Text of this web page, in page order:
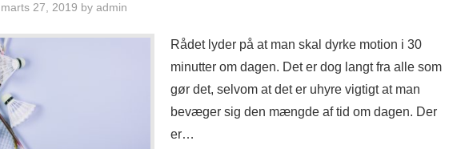
marts 27, 2019 by admin
Rådet lyder på at man skal dyrke motion i 30
minutter om dagen. Det er dog langt fra alle som
gør det, selvom at det er uhyre vigtigt at man
bevæger sig den mængde af tid om dagen. Der
er…